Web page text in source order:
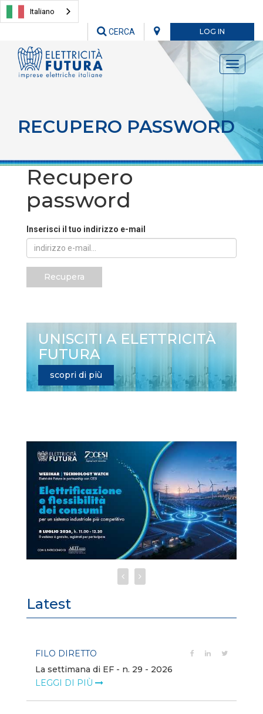
Italiano
LOG IN
CERCA
Toggle
RECUPERO PASSWORD
Recupero
password
Inserisci il tuo indirizzo e-mail
Recupera
UNISCITI A ELETTRICITÀ
FUTURA
scopri di più
Latest
FILO DIRETTO
La settimana di EF - n. 29 - 2026
LEGGI DI PIÙ